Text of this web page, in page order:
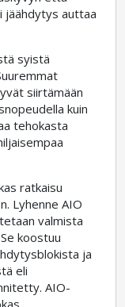
jäähdytys auttaa
syistä
siirtämään
kuin
tehokasta
ratkaisu
Lyhenne AIO
valmista
koostuu
ja
eli
AIO-